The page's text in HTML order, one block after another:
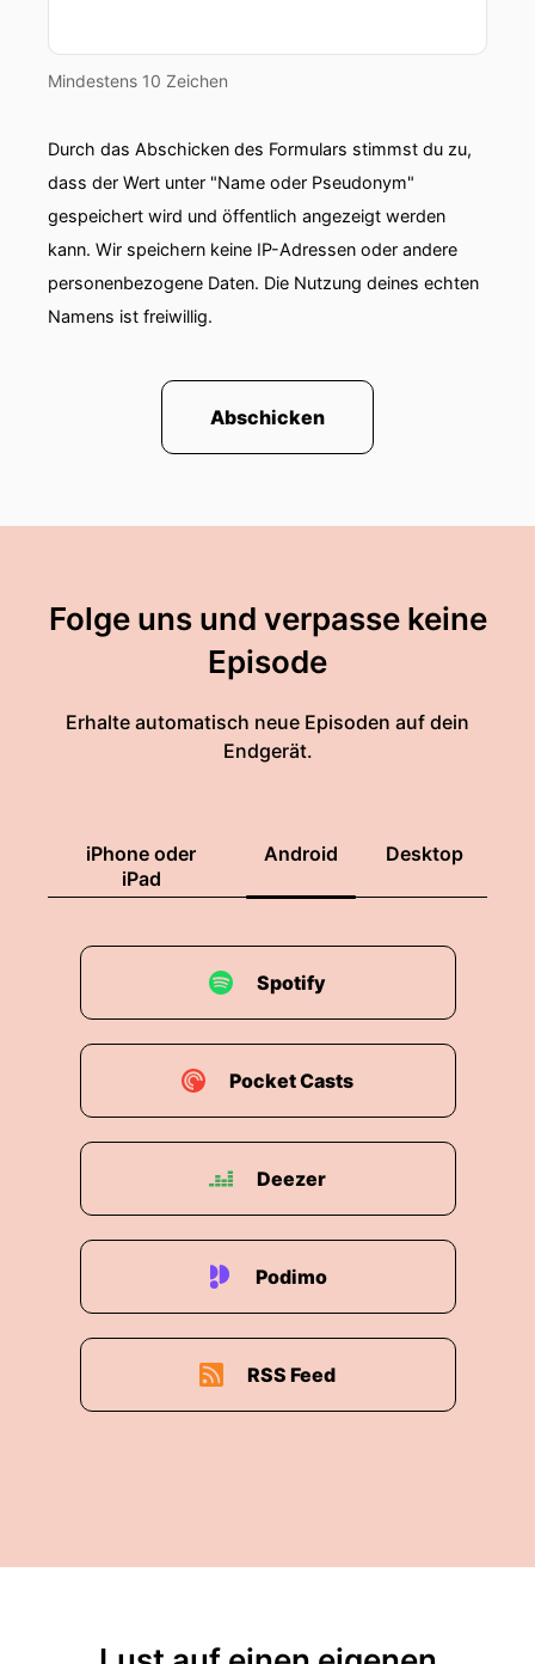
Mindestens 10 Zeichen
Durch das Abschicken des Formulars stimmst du zu,
dass der Wert unter "Name oder Pseudonym"
gespeichert wird und öffentlich angezeigt werden
kann. Wir speichern keine IP-Adressen oder andere
personenbezogene Daten. Die Nutzung deines echten
Namens ist freiwillig.
Abschicken
Folge uns und verpasse keine
Episode
Erhalte automatisch neue Episoden auf dein
Endgerät.
iPhone oder
iPad
Android Desktop
Spotify
Pocket Casts
Deezer
Podimo
RSS Feed